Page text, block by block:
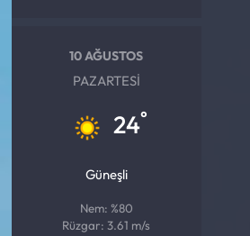
10 AĞUSTOS
PAZARTESI
24°
Güneşli
Nem: %80
Rüzgar: 3.61 m/s